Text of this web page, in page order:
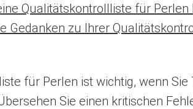
Qualitätskontrollliste für
Gedanken zu Ihrer
für Perlen ist wichtig, wenn
Sie einen kritischen